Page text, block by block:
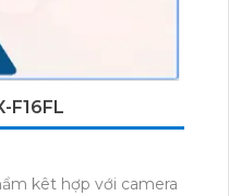
F16FL
kêt hợp với camera